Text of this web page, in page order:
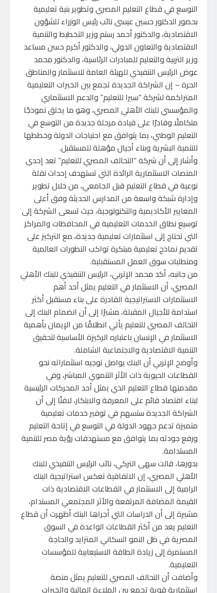
التوسع في قطاع التعليم المصري وتطوير بنية تعليمية
بحضور الدكتور حسين عيسى نائب رئيس الوزراء للشؤون
الاقتصادية، والدكتور أحمد رستم وزير التخطيط والتنمية
الاقتصادية والتعاون الدولي، والدكتور أكرم حسن مساعد
وزير التربية والتعليم للمبادرات الرئاسية، والدكتور محمد
عوض الرئيس التنفيذي للهيئة العامة للاستثمار والمناطق
الحرة – إن الشراكة الجديدة تجمع بين الخبرات التعليمية
المتراكمة لشركة “سيرا للتعليم” والدعم الاستثماري
والمؤسسي للبنك الأهلي المصري، وهو ما يخلق نموذجًا
متكاملًا وقادرًا على قيادة مرحلة جديدة من التوسع في
التعليم الوطني، بما يتوافق مع احتياجات الدولة وخططها
للتنمية البشرية وبناء أجيال مؤهلة للمستقبل.
وأشار إلى أن شركة “التحالف المصري للتعليم” تعد إحدى
المنصات الاستثمارية الرائدة التي تستهدف إحداث نقلة
نوعية في قطاع التعليم قبل الجامعي، من خلال تطوير
وإدارة شبكة واسعة من المدارس الحديثة وفق أعلى
المعايير الأكاديمية والتكنولوجية، حيث تسعى الشركة إلى
توسيع نطاق الخدمات التعليمية في المحافظات والمراكز
التي تحتاج إلى استثمارات تعليمية جديدة، مع التركيز على
تقديم نماذج تعليمية مبتكرة تواكب التطورات العالمية
ومتطلبات سوق العمل المستقبلية.
من جانبه، أكد محمد الإتربي، الرئيس التنفيذي للبنك الأهلي
المصري، أن الاستثمار في التعليم يمثل أحد أهم
الاستثمارات الاستراتيجية القادرة على بناء مستقبل أكثر
استدامة للأجيال المقبلة، مشيرًا إلى أن انضمام البنك إلى
التحالف المصري للتعليم يأتي انطلاقًا من الإيمان بأهمية
الاستثمار في الإنسان باعتباره الركيزة الأساسية لتحقيق
التنمية الاقتصادية والاجتماعية الشاملة.
وأوضح الإتربي أن البنك يواصل توجيه استثماراته نحو
القطاعات الحيوية ذات الأثر التنموي المباشر، وفي
مقدمتها قطاع التعليم الذي يمثل أحد المحركات الرئيسية
لبناء اقتصاد قائم على المعرفة والابتكار، لافتًا إلى أن
الشراكة الجديدة ستسهم في توفير خدمات تعليمية
متميزة تدعم جهود الدولة في التوسع في إتاحة التعليم
ورفع جودته بما يتوافق مع مستهدفات رؤية مصر للتنمية
المستدامة.
بدورها، قالت سهى التركي، نائب الرئيس التنفيذي للبنك
الأهلي المصري، إن الاتفاقية تعكس استراتيجية البنك
الرامية إلى الاستثمار في القطاعات الاقتصادية ذات
القيمة المضافة المرتفعة والأثر المجتمعي المستدام،
مشيرة إلى أن الدراسات التي أجراها البنك أظهرت أن قطاع
التعليم يعد من أكثر القطاعات الواعدة في السوق
المصرية في ظل النمو السكاني المتزايد والحاجة
المستمرة إلى زيادة الطاقة الاستيعابية للمؤسسات
التعليمية.
وأضافت أن التحالف المصري للتعليم يمثل منصة
استثمارية قوية تجمع بين الملاءة المالية والخبرات